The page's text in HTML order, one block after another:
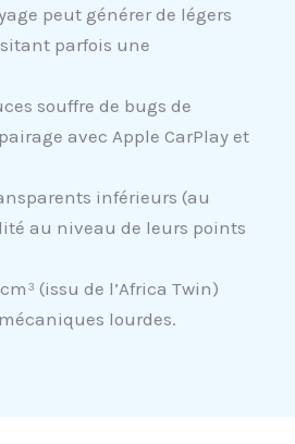
peut générer de légers
parfois une
souffre de bugs de
avec Apple CarPlay et
inférieurs (au
au niveau de leurs points
(issu de l’Africa Twin)
lourdes.